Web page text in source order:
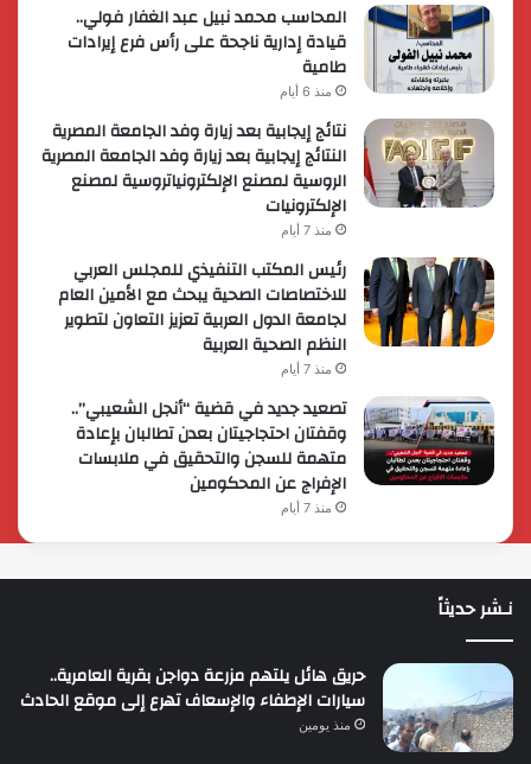
المحاسب محمد نبيل عبد الغفار فولي..
قيادة إدارية ناجحة على رأس فرع إيرادات
طامية
منذ 6 أيام
نتائج إيجابية بعد زيارة وفد الجامعة المصرية
النتائج إيجابية بعد زيارة وفد الجامعة المصرية
الروسية لمصنع الإلكترونياتروسية لمصنع
الإلكترونيات
منذ 7 أيام
رئيس المكتب التنفيذي للمجلس العربي
للاختصاصات الصحية يبحث مع الأمين العام
لجامعة الدول العربية تعزيز التعاون لتطوير
النظم الصحية العربية
منذ 7 أيام
تصعيد جديد في قضية “أنجل الشعيبي”..
وقفتان احتجاجيتان بعدن تطالبان بإعادة
متهمة للسجن والتحقيق في ملابسات
الإفراج عن المحكومين
منذ 7 أيام
نـشر حديثاً
حريق هائل يلتهم مزرعة دواجن بقرية العامرية..
سيارات الإطفاء والإسعاف تهرع إلى موقع الحادث
منذ يومين